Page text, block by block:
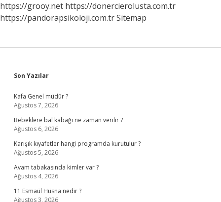
https://grooy.net https://donercierolusta.com.tr
https://pandorapsikoloji.com.trSitemap
Sidebar
Son Yazılar
Kafa Genel müdür ?
Ağustos 7, 2026
Bebeklere bal kabağı ne zaman verilir ?
Ağustos 6, 2026
Karışık kıyafetler hangi programda kurutulur ?
Ağustos 5, 2026
Avam tabakasında kimler var ?
Ağustos 4, 2026
11 Esmaül Hüsna nedir ?
Ağustos 3, 2026